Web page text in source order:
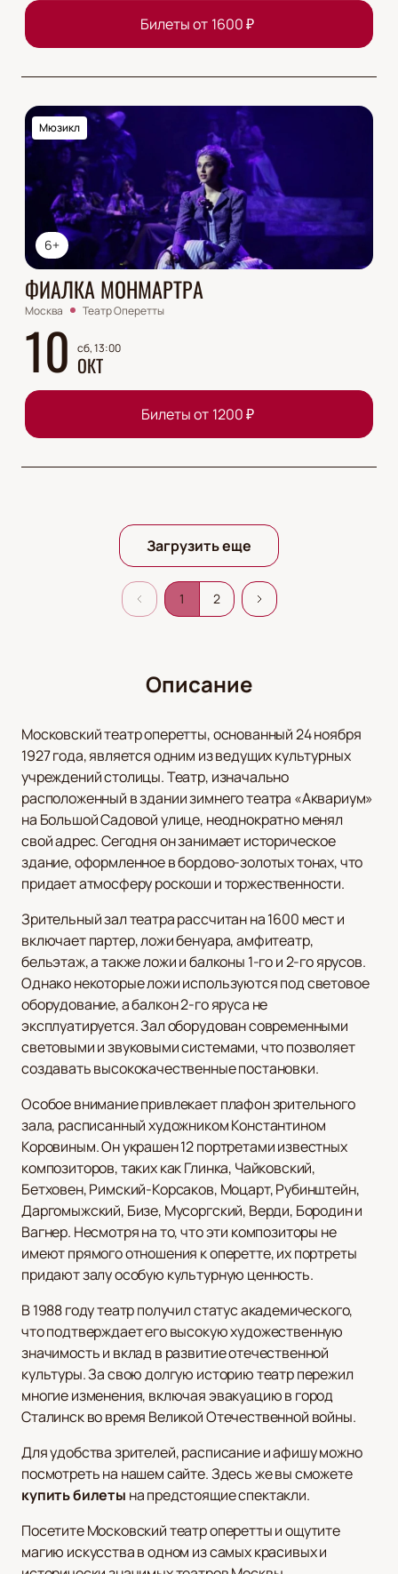
Билеты от 1600₽
6+
Мюзикл
ФИАЛКА МОНМАРТРА
Москва Театр Оперетты
10 сб, 13:00
ОКТ
Билеты от 1200₽
Загрузить еще
1 2
Описание
Московский театр оперетты, основанный 24 ноября
1927 года, является одним из ведущих культурных
учреждений столицы. Театр, изначально
расположенный в здании зимнего театра «Аквариум»
на Большой Садовой улице, неоднократно менял
свой адрес. Сегодня он занимает историческое
здание, оформленное в бордово-золотых тонах, что
придает атмосферу роскоши и торжественности.
Зрительный зал театра рассчитан на 1600 мест и
включает партер, ложи бенуара, амфитеатр,
бельэтаж, а также ложи и балконы 1-го и 2-го ярусов.
Однако некоторые ложи используются под световое
оборудование, а балкон 2-го яруса не
эксплуатируется. Зал оборудован современными
световыми и звуковыми системами, что позволяет
создавать высококачественные постановки.
Особое внимание привлекает плафон зрительного
зала, расписанный художником Константином
Коровиным. Он украшен 12 портретами известных
композиторов, таких как Глинка, Чайковский,
Бетховен, Римский-Корсаков, Моцарт, Рубинштейн,
Даргомыжский, Бизе, Мусоргский, Верди, Бородин и
Вагнер. Несмотря на то, что эти композиторы не
имеют прямого отношения к оперетте, их портреты
придают залу особую культурную ценность.
В 1988 году театр получил статус академического,
что подтверждает его высокую художественную
значимость и вклад в развитие отечественной
культуры. За свою долгую историю театр пережил
многие изменения, включая эвакуацию в город
Сталинск во время Великой Отечественной войны.
Для удобства зрителей, расписание и афишу можно
посмотреть на нашем сайте. Здесь же вы сможете
купить билеты на предстоящие спектакли.
Посетите Московский театр оперетты и ощутите
магию искусства в одном из самых красивых и